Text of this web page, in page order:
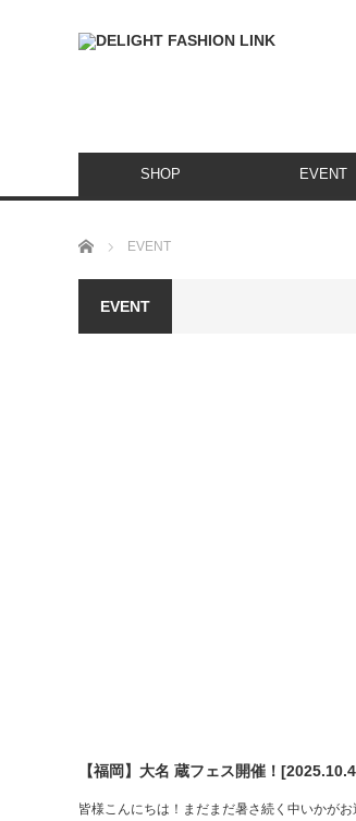
SHOP EVENT
ホーム EVENT
EVENT
【福岡】大名 蔵フェス開催！
皆様こんにちは！まだまだ暑さ続く中いかが